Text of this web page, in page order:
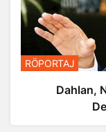
RÖPORTAJ
Dahlan,